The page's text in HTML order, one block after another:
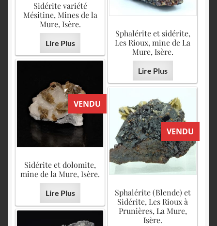
Sidérite variété
Mésitine, Mines de la
Mure, Isère.
Lire Plus
Sphalérite et sidérite,
Les Rioux, mine de La
Mure, Isère.
Lire Plus
VENDU
Sidérite et dolomite,
mine de la Mure, Isère.
Lire Plus
VENDU
Sphalérite (Blende) et
Sidérite, Les Rioux à
Prunières, La Mure,
Isère.